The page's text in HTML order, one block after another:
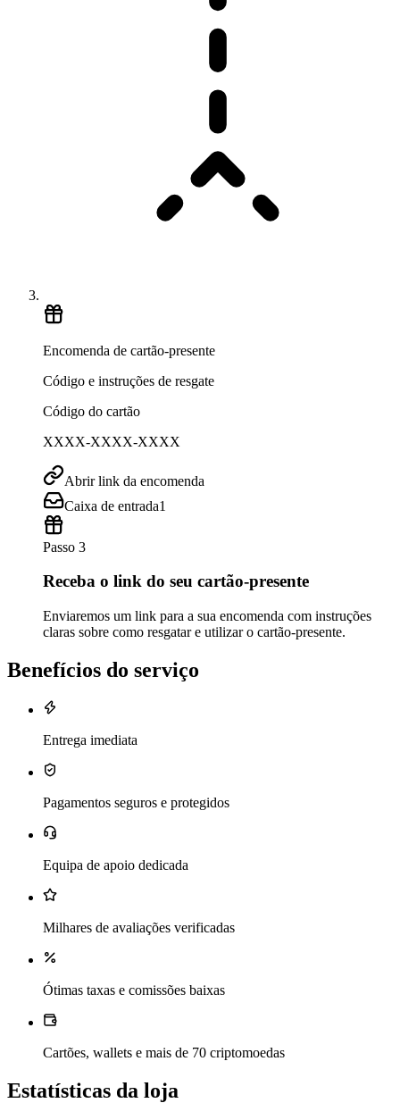
Encomenda de cartão-presente
Código e instruções de resgate
Código do cartão
XXXX-XXXX-XXXX
Abrir link da encomenda
Caixa de entrada1
Passo 3
Receba o link do seu cartão-presente
Enviaremos um link para a sua encomenda com instruções
claras sobre como resgatar e utilizar o cartão-presente.
Benefícios do serviço
Entrega imediata
Pagamentos seguros e protegidos
Equipa de apoio dedicada
Milhares de avaliações verificadas
Ótimas taxas e comissões baixas
Cartões, wallets e mais de 70 criptomoedas
Estatísticas da loja